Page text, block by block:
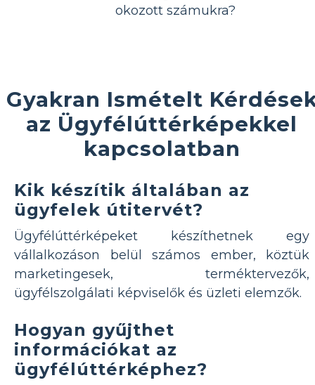
okozott számukra?
Gyakran Ismételt
az Ügyfélúttérképekkel
kapcsolatban
Kik készítik általában az
ügyfelek útitervét?
Ügyfélúttérképeket készíthetnek egy
vállalkozáson belül számos ember, köztük
marketingesek, terméktervezők,
ügyfélszolgálati képviselők és üzleti elemzők.
Hogyan gyűjthet
információkat az
ügyfélúttérképhez?